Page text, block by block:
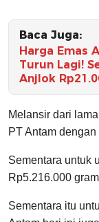
Baca Juga:
Harga Emas
Turun Lagi!
Anjlok
Melansir dari
PT Antam
Sementara untuk
Rp5.216.000
Sementara itu